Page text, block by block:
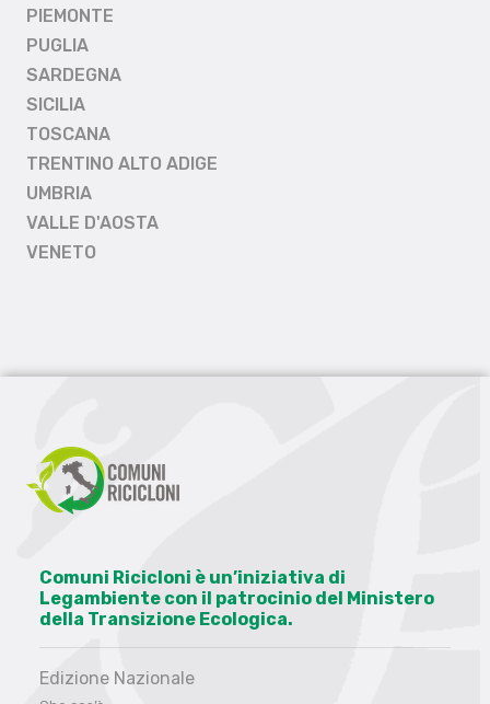
PIEMONTE
PUGLIA
SARDEGNA
SICILIA
TOSCANA
TRENTINO ALTO ADIGE
UMBRIA
VALLE D'AOSTA
VENETO
Comuni Ricicloni è un’iniziativa di
Legambiente con il patrocinio del Ministero
della Transizione Ecologica.
Edizione Nazionale